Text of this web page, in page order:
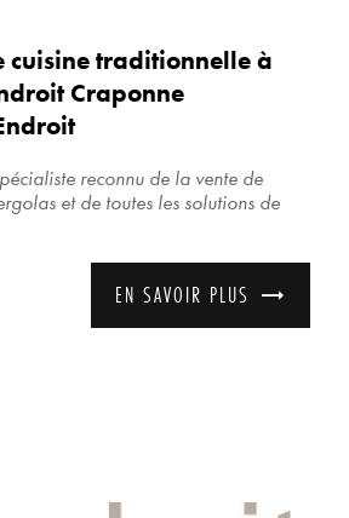
cuisine traditionnelle à
Craponne
reconnu de la vente de
et de toutes les solutions de
EN SAVOIR PLUS